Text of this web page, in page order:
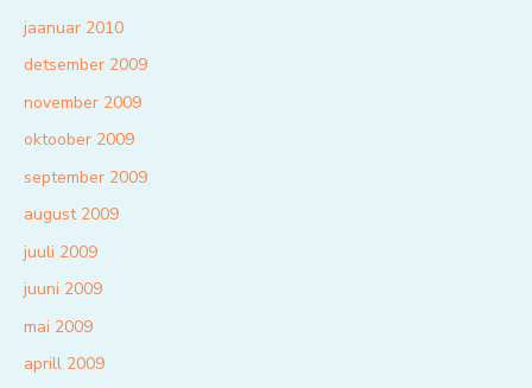
jaanuar 2010
detsember 2009
november 2009
oktoober 2009
september 2009
august 2009
juuli 2009
juuni 2009
mai 2009
aprill 2009